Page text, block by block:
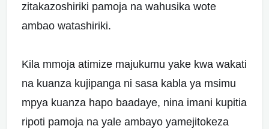
zitakazoshiriki pamoja na wahusika wote
ambao watashiriki.
Kila mmoja atimize majukumu yake kwa wakati
na kuanza kujipanga ni sasa kabla ya msimu
mpya kuanza hapo baadaye, nina imani kupitia
ripoti pamoja na yale ambayo yamejitokeza